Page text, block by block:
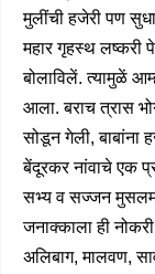
मुलींची हजेरी पण
महार गृहस्थ लष्करी
बोलाविलें. त्यामुळें
आला. बराच त्रास
सोडून गेली, बाबांना
बेंदूरकर नांवाचे एक
सभ्य व सज्जन
जनाक्काला ही
अलिबाग, मालवण,